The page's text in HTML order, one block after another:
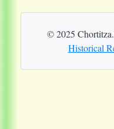
© 2025
Historical